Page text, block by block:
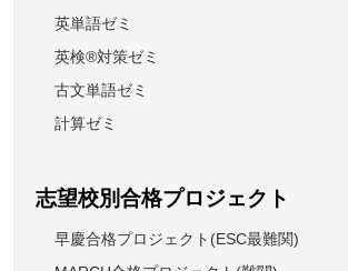
英単語ゼミ
英検®対策ゼミ
古文単語ゼミ
計算ゼミ
志望校別合格プロジェクト
早慶合格プロジェクト(ESC最難関)